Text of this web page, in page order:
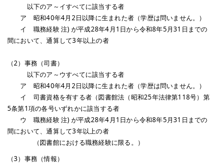
以下のア～イすべてに該当する者
ア 昭和40年4月2日以降に生まれた者（学歴は問いません。）
イ 職務経験 注) が平成28年4月1日から令和8年5月31日までの
間において、通算して3年以上の者
（2）事務（司書）
以下のア～ウすべてに該当する者
ア 昭和40年4月2日以降に生まれた者（学歴は問いません。）
イ 司書資格を有する者（図書館法（昭和25年法律第118号）第
5条第1項の各号いずれかに該当する者
ウ 職務経験 注) が平成28年4月1日から令和8年5月31日までの
間において、通算して3年以上の者
（図書館における職務経験に限る。）
（3）事務（情報）